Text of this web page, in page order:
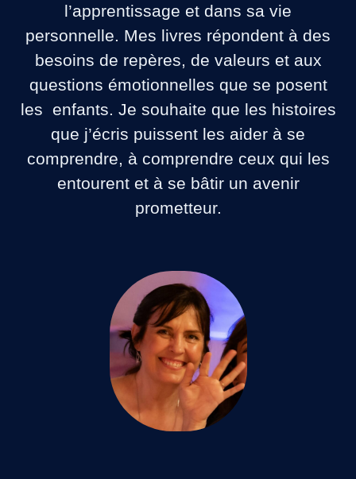
l’apprentissage et dans sa vie
personnelle. Mes livres répondent à des
besoins de repères, de valeurs et aux
questions émotionnelles que se posent
les enfants. Je souhaite que les histoires
que j’écris puissent les aider à se
comprendre, à comprendre ceux qui les
entourent et à se bâtir un avenir
prometteur.